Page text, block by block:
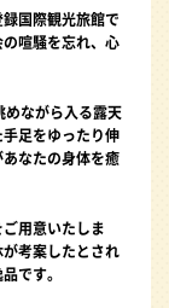
国際観光旅館で
喧騒を忘れ、心
ながら入る露天
足をゆったり伸
なたの身体を癒
用意いたしま
考案したとされ
です。